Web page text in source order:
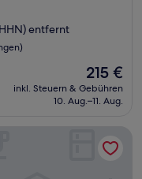
entfernt
Der
Preis
beträgt
215 €
inkl. Steuern & Gebühren
10. Aug.–11. Aug.